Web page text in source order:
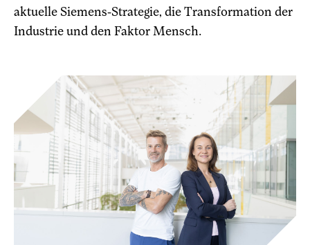
aktuelle Siemens-Strategie, die Transformation der
Industrie und den Faktor Mensch.